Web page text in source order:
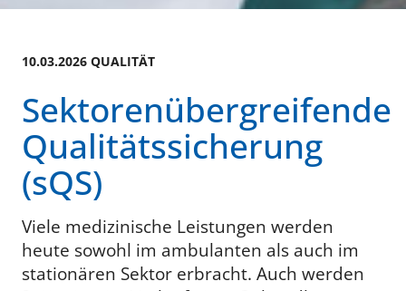
10.03.2026 QUALITÄT
Sektorenübergreifende
Qualitätssicherung
(sQS)
Viele medizinische Leistungen werden
heute sowohl im ambulanten als auch im
stationären Sektor erbracht. Auch werden